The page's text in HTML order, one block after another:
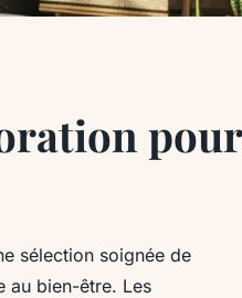
sélection soignée de
au bien-être. Les